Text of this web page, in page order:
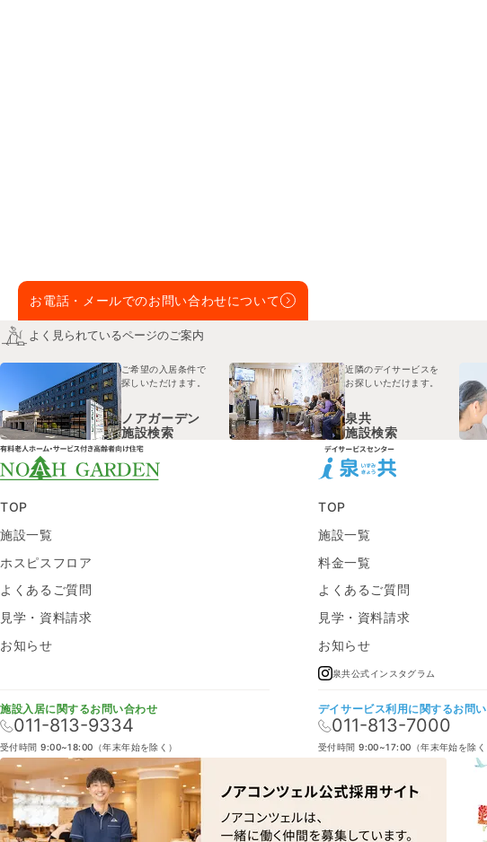
お電話・メールでのお問い合わせについて
よく見られているページのご案内
ご希望の入居条件で
探しいただけます。
ノアガーデン
施設検索
近隣のデイサービスを
お探しいただけます。
泉共
施設検索
TOP
施設一覧
ホスピスフロア
よくあるご質問
見学・資料請求
お知らせ
TOP
施設一覧
料金一覧
よくあるご質問
見学・資料請求
お知らせ
泉共公式インスタグラム
施設入居に関するお問い合わせ
011-813-9334
受付時間 9:00~18:00（年末年始を除く）
デイサービス利用に関するお問
011-813-7000
受付時間 9:00~17:00（年末年始を除く